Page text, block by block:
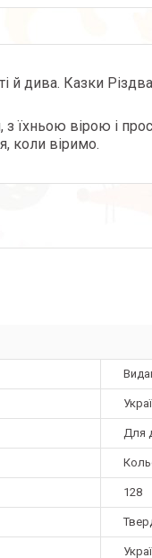
й дива. Казки
їхньою вірою і
коли віримо.
Для
128